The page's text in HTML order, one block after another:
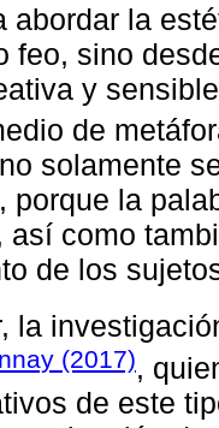
abordar la
feo, sino
y
de
solamente
porque la
así como
de los
la
(2017),
de este